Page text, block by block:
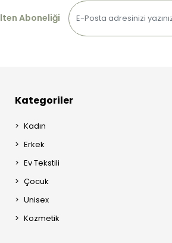
Aboneliği
Kategoriler
Kadın
Erkek
Ev Tekstili
Çocuk
Unisex
Kozmetik